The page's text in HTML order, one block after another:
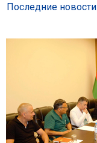
Последние новости